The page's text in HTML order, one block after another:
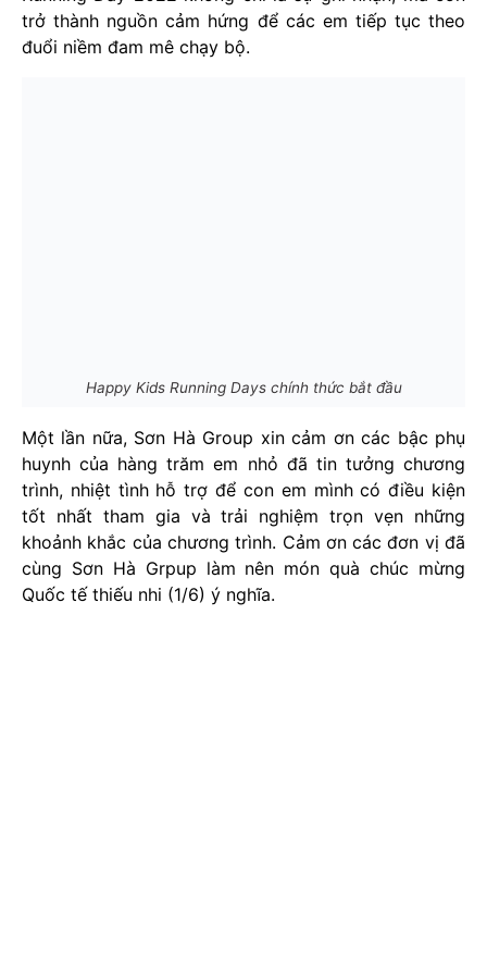
trở thành nguồn cảm hứng để các em tiếp tục theo
đuổi niềm đam mê chạy bộ.
Happy Kids Running Days chính thức bắt đầu
Một lần nữa, Sơn Hà Group xin cảm ơn các bậc phụ
huynh của hàng trăm em nhỏ đã tin tưởng chương
trình, nhiệt tình hỗ trợ để con em mình có điều kiện
tốt nhất tham gia và trải nghiệm trọn vẹn những
khoảnh khắc của chương trình. Cảm ơn các đơn vị đã
cùng Sơn Hà Grpup làm nên món quà chúc mừng
Quốc tế thiếu nhi (1/6) ý nghĩa.